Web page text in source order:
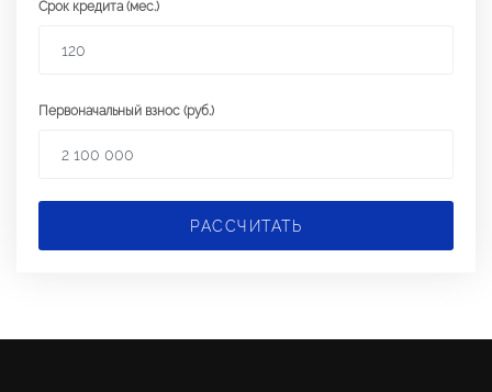
Срок кредита (мес.)
Первоначальный взнос (руб.)
РАССЧИТАТЬ